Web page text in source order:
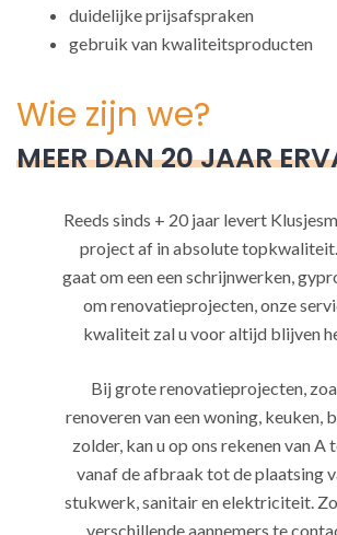
duidelijke prijsafspraken
gebruik van kwaliteitsproducten
Wie zijn we?
MEER DAN 20 JAAR
Reeds sinds + 20 jaar levert
project af in absolute
gaat om een een schrijnwerken,
om renovatieprojecten, onze
kwaliteit zal u voor altijd blijven
Bij grote renovatieprojecten,
renoveren van een woning, keuken,
zolder, kan u op ons rekenen van A
vanaf de afbraak tot de plaatsing
stukwerk, sanitair en elektriciteit.
verschillende aannemers te